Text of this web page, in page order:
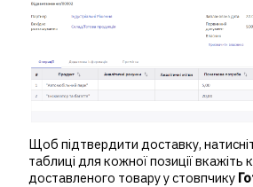
Щоб підтвердити доставку,
таблиці для кожної позиції вкажіть
доставленого товару у стовпчику